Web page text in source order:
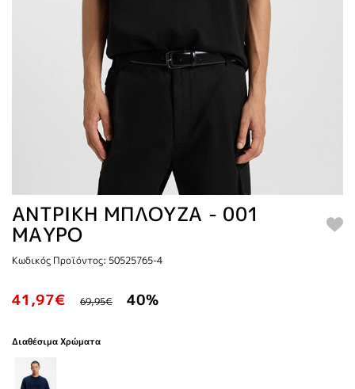
ΑΝΤΡΙΚΗ ΜΠΛΟΥΖΑ - 001
ΜΑΥΡΟ
Κωδικός Προϊόντος: 50525765-4
41,97€ 69,95€ 40%
Διαθέσιμα Χρώματα